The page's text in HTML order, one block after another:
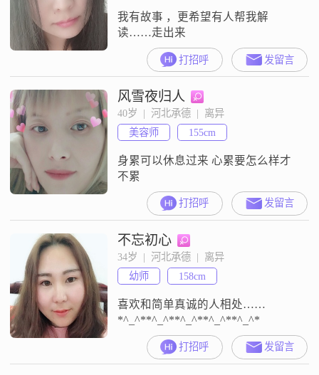
我有故事 ，更希望有人帮我解
读……走出来
打招呼 发留言
风雪夜归人
40岁  |  河北承德  |  离异
美容师
155cm
身累可以休息过来 心累要怎么样才
不累
打招呼 发留言
不忘初心
34岁  |  河北承德  |  离异
幼师
158cm
喜欢和简单真诚的人相处……
*^_^**^_^**^_^**^_^**^_^*
打招呼 发留言